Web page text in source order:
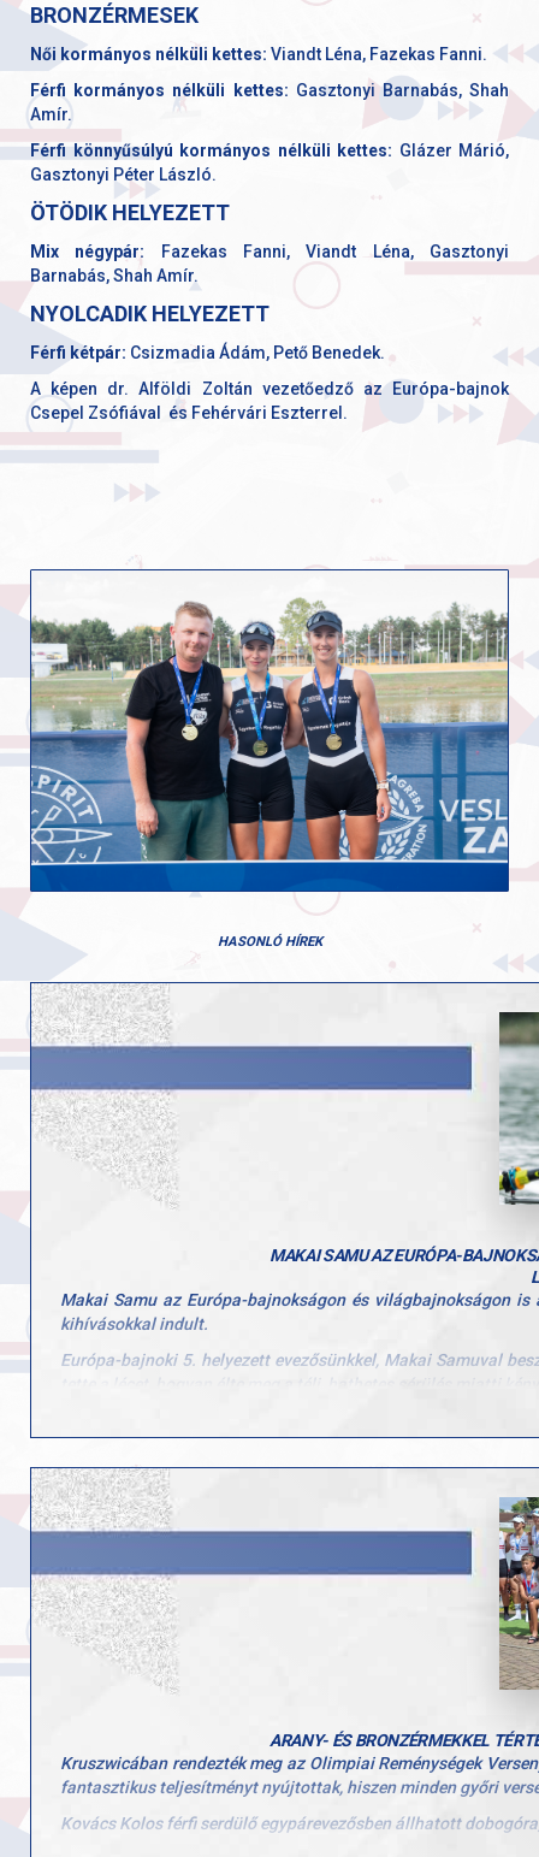
BRONZÉRMESEK
Női kormányos nélküli kettes: Viandt Léna, Fazekas Fanni.
Férfi kormányos nélküli kettes: Gasztonyi Barnabás, Shah
Amír.
Férfi könnyűsúlyú kormányos nélküli kettes: Glázer Márió,
Gasztonyi Péter László.
ÖTÖDIK HELYEZETT
Mix négypár:
Fazekas Fanni, Viandt Léna, Gasztonyi
Barnabás, Shah Amír.
NYOLCADIK HELYEZETT
Férfi kétpár: Csizmadia Ádám, Pető Benedek.
A képen dr. Alföldi Zoltán vezetőedző az Európa-bajnok
Csepel Zsófiával és Fehérvári Eszterrel.
HASONLÓ HÍREK
MAKAI SAMU AZ EURÓPA-
Makai Samu az Európa-bajnokságon és világbajnokságon
kihívásokkal indult.
Európa-bajnoki 5. helyezett evezősünkkel, Makai Samuval
tette a lécet, hogyan élte meg a téli, hathetes sérülés miatti
ARANY- ÉS BRONZÉRMEKKEL
Kruszwicában rendezték meg az Olimpiai Reménységek
fantasztikus teljesítményt nyújtottak, hiszen minden győri
Kovács Kolos férfi serdülő egypárevezősben állhatott